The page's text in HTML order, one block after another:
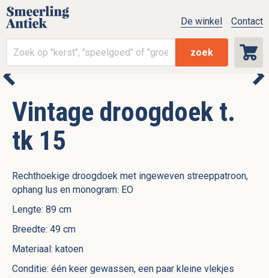
zoek
De winkel Contact
Vintage droogdoek t.
tk 15
Rechthoekige droogdoek met ingeweven streeppatroon,
ophang lus en monogram: EO
Lengte: 89 cm
Breedte: 49 cm
Materiaal: katoen
Conditie: één keer gewassen, een paar kleine vlekjes